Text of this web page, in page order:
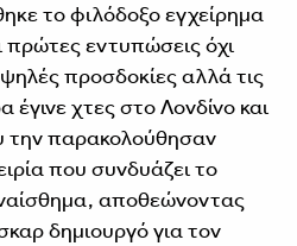
το φιλόδοξο εγχείρημα
πρώτες εντυπώσεις όχι
προσδοκίες αλλά τις
χτες στο Λονδίνο και
την παρακολούθησαν
που συνδυάζει το
αποθεώνοντας
δημιουργό για τον